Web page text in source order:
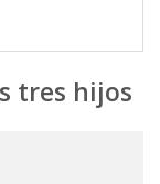
tres hijos